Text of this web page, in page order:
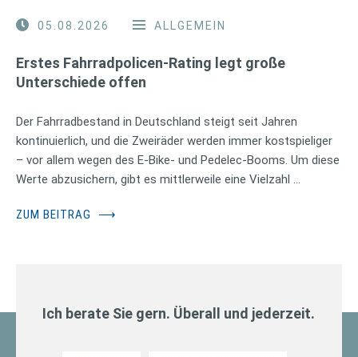
05.08.2026 ALLGEMEIN
Erstes Fahrradpolicen-Rating legt große
Unterschiede offen
Der Fahrradbestand in Deutschland steigt seit Jahren
kontinuierlich, und die Zweiräder werden immer kostspieliger
– vor allem wegen des E-Bike- und Pedelec-Booms. Um diese
Werte abzusichern, gibt es mittlerweile eine Vielzahl …
ZUM BEITRAG ⟶
Ich berate Sie gern. Überall und jederzeit.